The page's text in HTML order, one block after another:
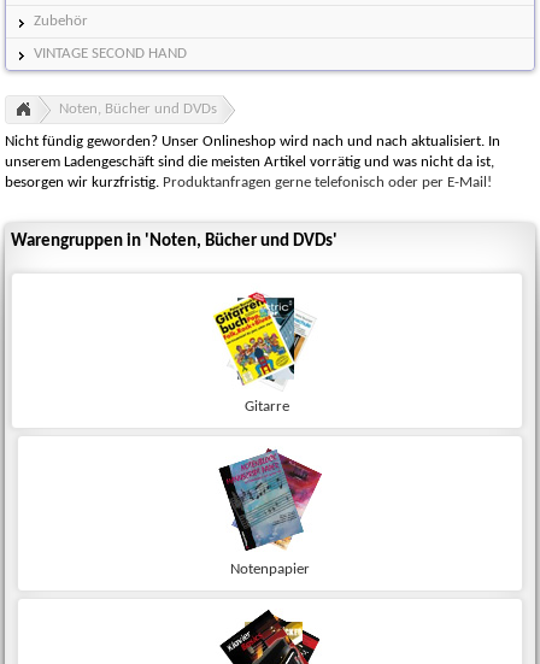
Zubehör
VINTAGE SECOND HAND
Noten, Bücher und DVDs
Nicht fündig geworden? Unser Onlineshop wird nach und nach aktualisiert. In
unserem Ladengeschäft sind die meisten Artikel vorrätig und was nicht da ist,
besorgen wir kurzfristig. Produktanfragen gerne telefonisch oder per E-Mail!
Warengruppen in 'Noten, Bücher und DVDs'
Gitarre
Notenpapier